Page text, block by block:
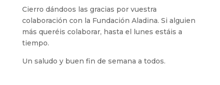
Cierro dándoos las gracias por vuestra
colaboración con la Fundación Aladina. Si alguien
más queréis colaborar, hasta el lunes estáis a
tiempo.
Un saludo y buen fin de semana a todos.